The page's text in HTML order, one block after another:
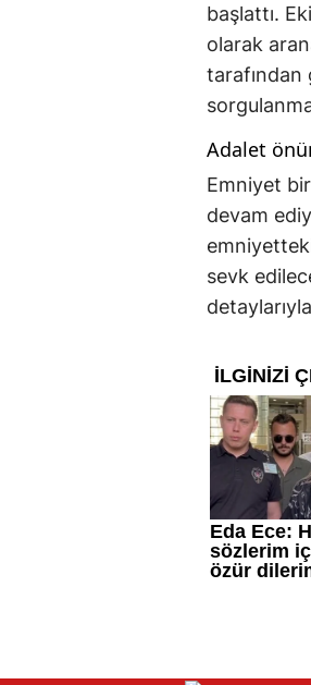
başlattı.
olarak
tarafından
Adalet
Emniyet
devam
sevk